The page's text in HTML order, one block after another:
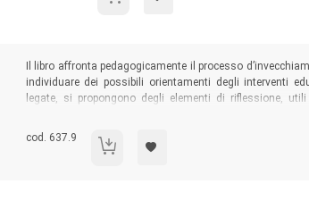
Sommario:
Il libro affronta pedagogicamente il processo
individuare dei possibili orientamenti degli interventi
legate, si propongono degli elementi di riflessione,
vecchiaia in quanto professionisti, ma anche a chi la
Codice libro:
cod. 637.9 Pedagogia dell'invecchiare